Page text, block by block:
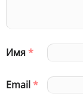
Имя*
Email*